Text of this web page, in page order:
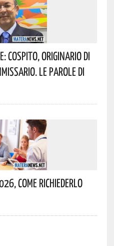
Cospito, Originario Di
Le Parole Di
Come Richiederlo